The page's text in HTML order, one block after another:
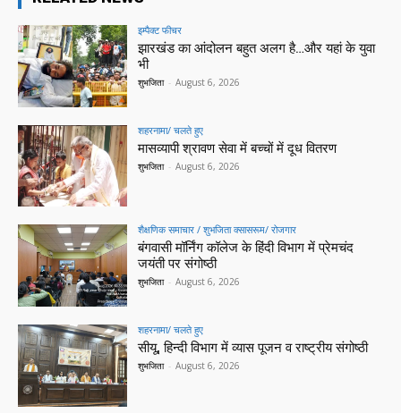
इम्पैक्ट फीचर
झारखंड का आंदोलन बहुत अलग है…और यहां के युवा
भी
शुभजिता - August 6, 2026
शहरनामा/ चलते हुए
मासव्यापी श्रावण सेवा में बच्चों में दूध वितरण
शुभजिता - August 6, 2026
शैक्षणिक समाचार / शुभजिता क्सासरूम/ रोजगार
बंगवासी मॉर्निंग कॉलेज के हिंदी विभाग में प्रेमचंद
जयंती पर संगोष्ठी
शुभजिता - August 6, 2026
शहरनामा/ चलते हुए
सीयू, हिन्दी विभाग में व्यास पूजन व राष्ट्रीय संगोष्ठी
शुभजिता - August 6, 2026